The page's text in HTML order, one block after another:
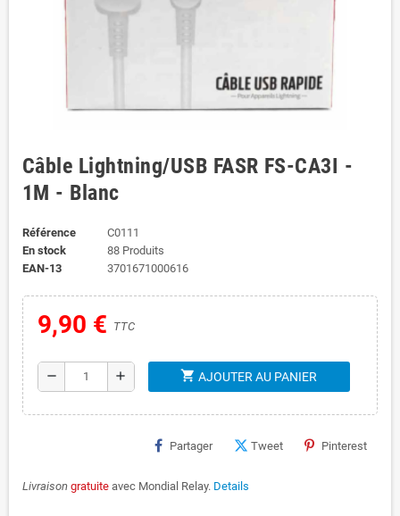
Câble Lightning/USB FASR FS-CA3I -
1M - Blanc
Référence
C0111
En stock
88 Produits
EAN-13
3701671000616
9,90 € TTC
remove add shopping_cart AJOUTER AU PANIER
Partager Tweet Pinterest
Livraison gratuite avec Mondial Relay. Details